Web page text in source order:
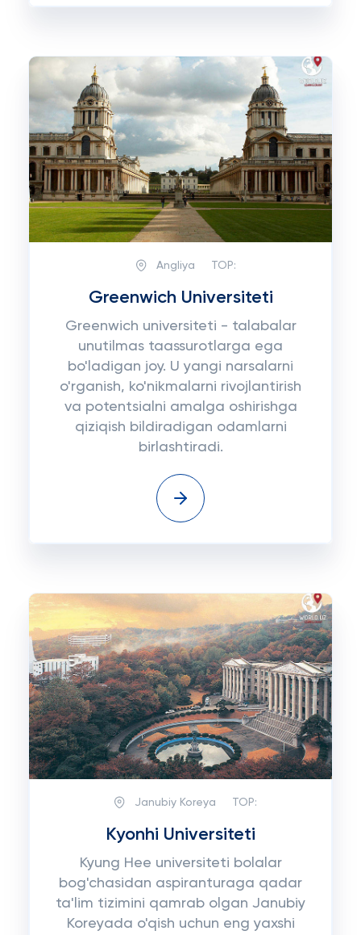
Angliya TOP:
Greenwich Universiteti
Greenwich universiteti - talabalar
unutilmas taassurotlarga ega
bo'ladigan joy. U yangi narsalarni
o'rganish, ko'nikmalarni rivojlantirish
va potentsialni amalga oshirishga
qiziqish bildiradigan odamlarni
birlashtiradi.
Janubiy Koreya TOP:
Kyonhi Universiteti
Kyung Hee universiteti bolalar
bog'chasidan aspiranturaga qadar
ta'lim tizimini qamrab olgan Janubiy
Koreyada o'qish uchun eng yaxshi